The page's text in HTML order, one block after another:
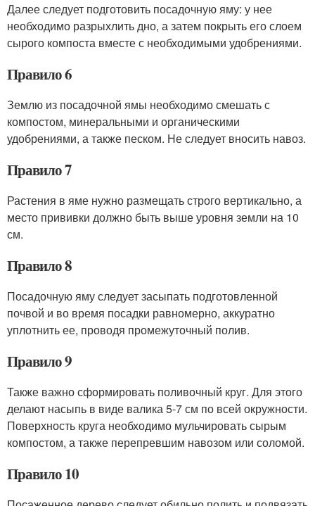
Далее следует подготовить посадочную яму: у нее
необходимо разрыхлить дно, а затем покрыть его слоем
сырого компоста вместе с необходимыми удобрениями.
Правило 6
Землю из посадочной ямы необходимо смешать с
компостом, минеральными и органическими
удобрениями, а также песком. Не следует вносить навоз.
Правило 7
Растения в яме нужно размещать строго вертикально, а
место прививки должно быть выше уровня земли на 10
см.
Правило 8
Посадочную яму следует засыпать подготовленной
почвой и во время посадки равномерно, аккуратно
уплотнить ее, проводя промежуточный полив.
Правило 9
Также важно сформировать поливочный круг. Для этого
делают насыпь в виде валика 5-7 см по всей окружности.
Поверхность круга необходимо мульчировать сырым
компостом, а также перепревшим навозом или соломой.
Правило 10